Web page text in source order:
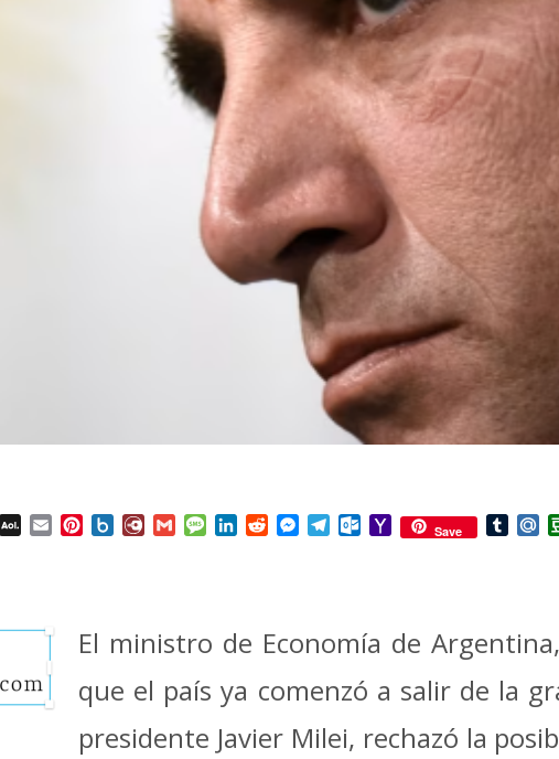
WhatsApp
AOL Email Pinterest
Box.netDiary.RuGmailMessage
LinkedInRedditMessenger
TelegramOutlook.com
YahooSave
El ministro de Economía de
que el país ya comenzó a salir de la
presidente Javier Milei, rechazó la